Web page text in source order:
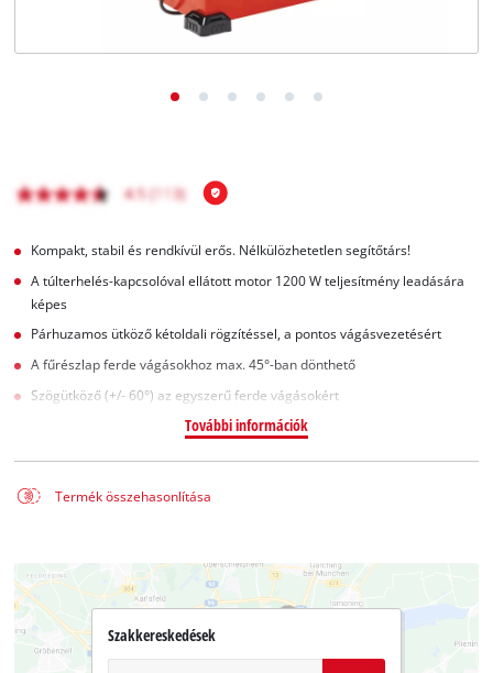
Kompakt, stabil és rendkívül erős. Nélkülözhetetlen segítőtárs!
A túlterhelés-kapcsolóval ellátott motor 1200 W teljesítmény leadására
képes
Párhuzamos ütköző kétoldali rögzítéssel, a pontos vágásvezetésért
A fűrészlap ferde vágásokhoz max. 45°-ban dönthető
Szögütköző (+/- 60°) az egyszerű ferde vágásokért
További információk
Termék összehasonlítása
Szakkereskedések